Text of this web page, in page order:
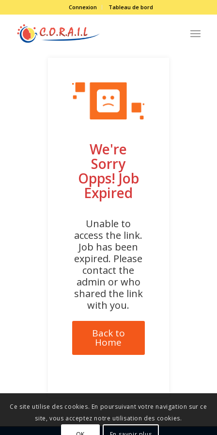
Connexion Tableau de bord
We're
Sorry
Opps! Job
Expired
Unable to
access the link.
Job has been
expired. Please
contact the
admin or who
shared the link
with you.
Back to
Home
Ce site utilise des cookies. En poursuivant votre navigation sur ce
site, vous acceptez notre utilisation des cookies.